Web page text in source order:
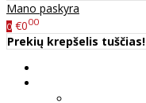
Mano paskyra
0 €000
Prekių krepšelis tuščias!